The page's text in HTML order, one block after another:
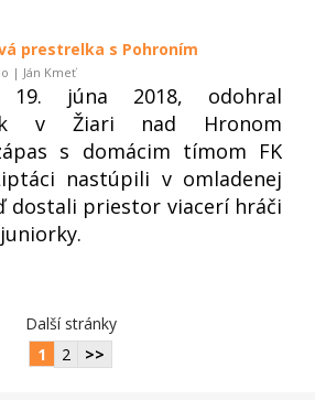
prestrelka s Pohroním
| Ján Kmeť
júna 2018, odohral
v Žiari nad Hronom
s domácim tímom FK
nastúpili v omladenej
dostali priestor viacerí hráči
Další stránky
1
2 >>